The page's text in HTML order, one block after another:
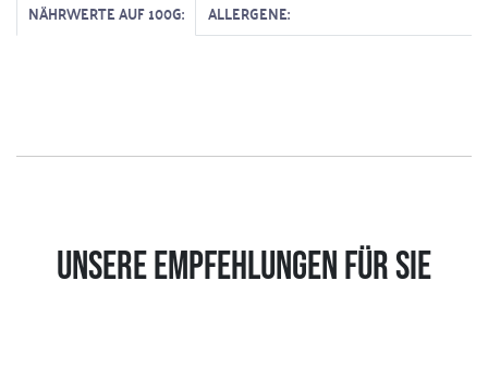
NÄHRWERTE AUF 100G: ALLERGENE:
UNSERE EMPFEHLUNGEN FÜR SIE